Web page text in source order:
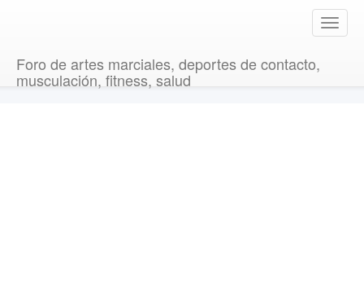
T
o
Foro de artes marciales, deportes de contacto,
musculación, fitness, salud